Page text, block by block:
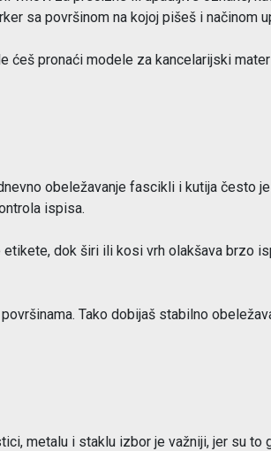
sa površinom na kojoj pišeš i načinom
ćeš pronaći modele za kancelarijski
obeležavanje fascikli i kutija često
ispisa.
etikete, dok širi ili kosi vrh olakšava brzo
Tako dobijaš stabilno
metalu i staklu izbor je važniji, jer su to